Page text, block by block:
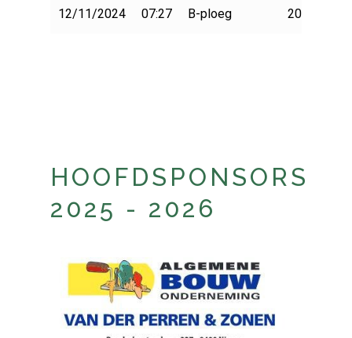
12/11/2024 07:27 B-ploeg 2024-2025
HOOFDSPONSORS
2025 - 2026